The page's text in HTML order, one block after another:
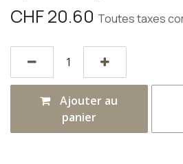
CHF20.60 Toutes taxes
Ajouter au
panier